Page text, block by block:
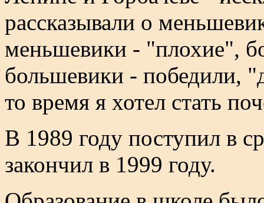
рассказывали о
меньшевики - "плохие",
большевики - победили,
то время я хотел стать
В 1989 году поступил в
закончил в 1999 году.